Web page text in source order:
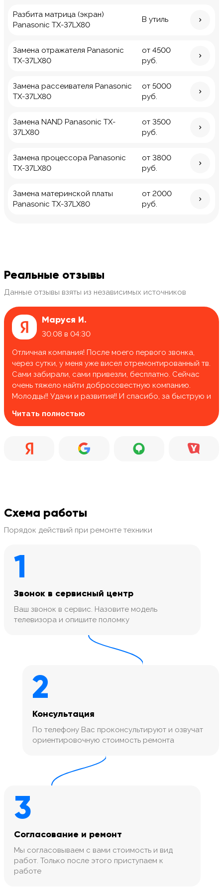
Разбита матрица (экран)
Panasonic TX-37LX80
В утиль
Замена отражателя Panasonic
TX-37LX80
от 4500
руб.
Замена рассеивателя Panasonic
TX-37LX80
от 5000
руб.
Замена NAND Panasonic TX-
37LX80
от 3500
руб.
Замена процессора Panasonic
TX-37LX80
от 3800
руб.
Замена материнской платы
Panasonic TX-37LX80
от 2000
руб.
Реальные отзывы
Данные отзывы взяты из независимых источников
Маруся И.
30.08 в 04:30
Отличная компания! После моего первого звонка,
через сутки, у меня уже висел отремонтированный тв.
Сами забирали, сами привезли, бесплатно. Сейчас
очень тяжело найти добросовестную компанию.
Молодцы!! Удачи и развития!! И спасибо, за быструю и
Читать полностью
Схема работы
Порядок действий при ремонте техники
1
Звонок в сервисный центр
Ваш звонок в сервис. Назовите модель
телевизора и опишите поломку
2
Консультация
По телефону Вас проконсультируют и озвучат
ориентировочную стоимость ремонта
3
Согласование и ремонт
Мы согласовываем с вами стоимость и вид
работ. Только после этого приступаем к
работе